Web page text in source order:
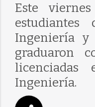
Este
Ingeniería y
graduaron
Ingeniería.